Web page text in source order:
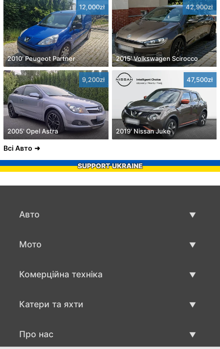
12,000zł
2010' Peugeot Partner
42,900zł
2015' Volkswagen Scirocco
9,200zł
2005' Opel Astra
47,500zł
2019' Nissan Juke
Всі Авто
SUPPORT UKRAINE
Авто
Мото
Комерційна техніка
Катери та яхти
Про нас